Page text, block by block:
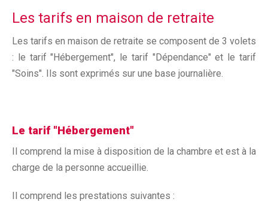
Les tarifs en maison de retraite
Les tarifs en maison de retraite se composent de 3 volets
: le tarif "Hébergement", le tarif "Dépendance" et le tarif
"Soins". Ils sont exprimés sur une base journalière.
Le tarif "Hébergement"
Il comprend la mise à disposition de la chambre et est à la
charge de la personne accueillie.
Il comprend les prestations suivantes :